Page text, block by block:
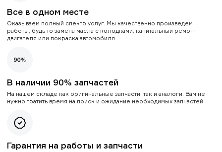
Все в одном месте
Оказываем полный спектр услуг. Мы качественно произведем
работы, будь то замена масла с колодками, капитальный ремонт
двигателя или покраска автомобиля.
В наличии 90% запчастей
На нашем складе как оригинальные запчасти, так и аналоги. Вам не
нужно тратить время на поиск и ожидание необходимых запчастей.
Гарантия на работы и запчасти